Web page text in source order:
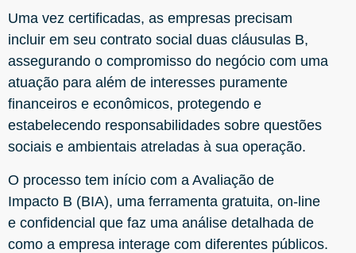
Uma vez certificadas, as empresas precisam
incluir em seu contrato social duas cláusulas B,
assegurando o compromisso do negócio com uma
atuação para além de interesses puramente
financeiros e econômicos, protegendo e
estabelecendo responsabilidades sobre questões
sociais e ambientais atreladas à sua operação.
O processo tem início com a Avaliação de
Impacto B (BIA), uma ferramenta gratuita, on-line
e confidencial que faz uma análise detalhada de
como a empresa interage com diferentes públicos.